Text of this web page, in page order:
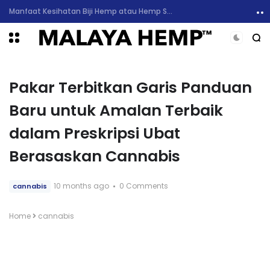
6 Manfaat Kesihatan Minyak CBD dan Sekilas Mengenai Kesan Sampingan
Pakar Terbitkan Garis Panduan
Baru untuk Amalan Terbaik
dalam Preskripsi Ubat
Berasaskan Cannabis
cannabis 10 months ago 0 Comments
Home cannabis